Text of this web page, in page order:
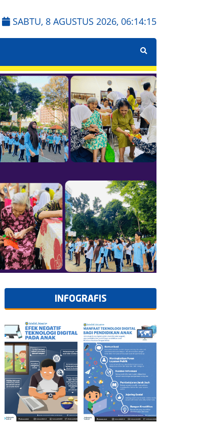
SABTU, 8 AGUSTUS 2026, 06:14:16
INFOGRAFIS